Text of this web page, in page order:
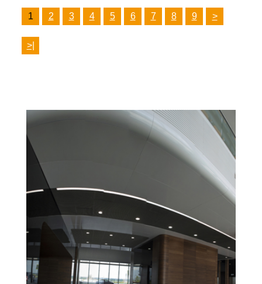
1 2 3 4 5 6 7 8 9 >
>|